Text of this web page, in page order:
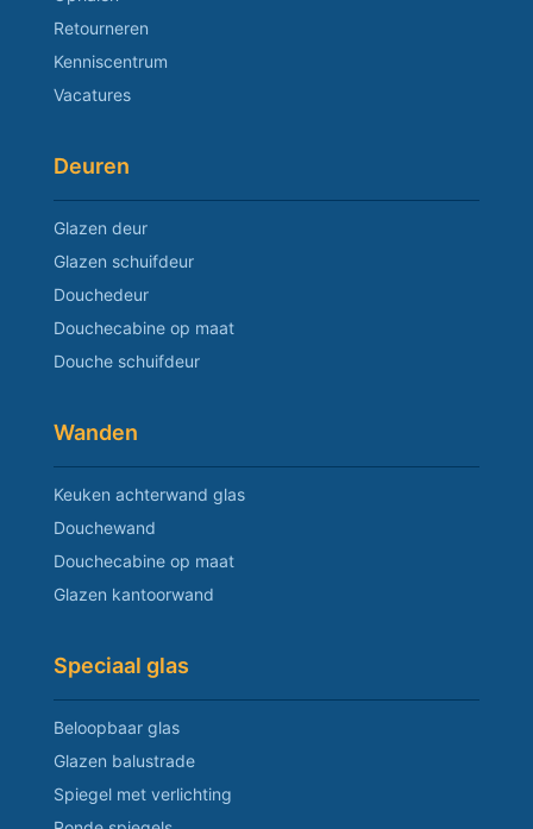
Retourneren
Kenniscentrum
Vacatures
Deuren
Glazen deur
Glazen schuifdeur
Douchedeur
Douchecabine op maat
Douche schuifdeur
Wanden
Keuken achterwand glas
Douchewand
Douchecabine op maat
Glazen kantoorwand
Speciaal glas
Beloopbaar glas
Glazen balustrade
Spiegel met verlichting